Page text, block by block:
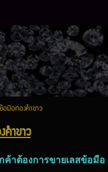
อมือทองคำขาว
ำขาว
ค้าต้องการขายเลสข้อมือ